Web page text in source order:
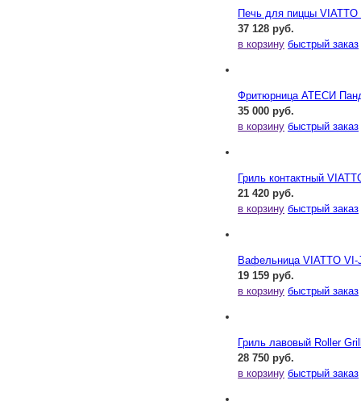
Печь для пиццы VIATTO
37 128 руб.
в корзину быстрый заказ
Фритюрница АТЕСИ
35 000 руб.
в корзину быстрый заказ
Гриль контактный
21 420 руб.
в корзину быстрый заказ
Вафельница VIATTO VI-
19 159 руб.
в корзину быстрый заказ
Гриль лавовый Roller
28 750 руб.
в корзину быстрый заказ